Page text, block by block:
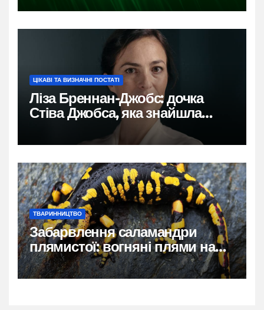
ЦІКАВІ ТА ВИЗНАЧНІ ПОСТАТІ
Ліза Бреннан-Джобс: дочка
Стіва Джобса, яка знайшла
власний голос
ТВАРИННИЦТВО
Забарвлення саламандри
плямистої: вогняні плями на
чорному тлі